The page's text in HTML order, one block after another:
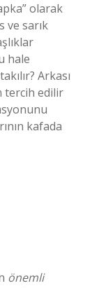
olarak
ve sarık
hale
Arkası
tercih edilir
kafada
önemli